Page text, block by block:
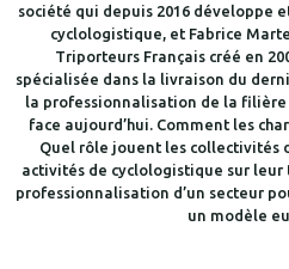
société qui depuis 2016 développe
cyclologistique, et Fabrice
Triporteurs Français créé en
spécialisée dans la livraison du
la professionnalisation de la
face aujourd’hui. Comment les
Quel rôle jouent les collectivités
activités de cyclologistique sur leur
professionnalisation d’un secteur
un modèle